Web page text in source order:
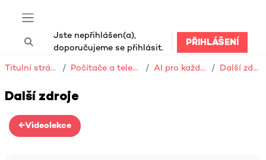
Boční panel
Přepnout vyhledávání
Jste nepřihlášen(a),
doporučujeme se přihlásit.
PŘIHLÁŠENÍ
Titulní stránka Počítače a telefony AI pro každého Další zdroje
Další zdroje
Osnova sekce
←Videolekce